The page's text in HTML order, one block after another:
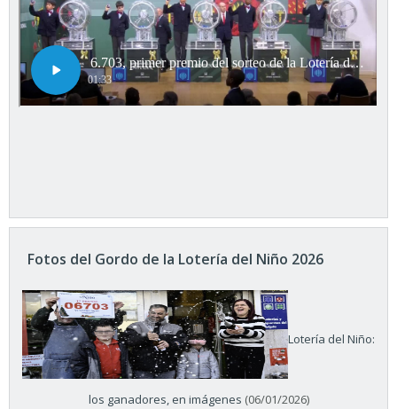
Fotos del Gordo de la Lotería del Niño 2026
Lotería del Niño:
los ganadores, en imágenes (06/01/2026)